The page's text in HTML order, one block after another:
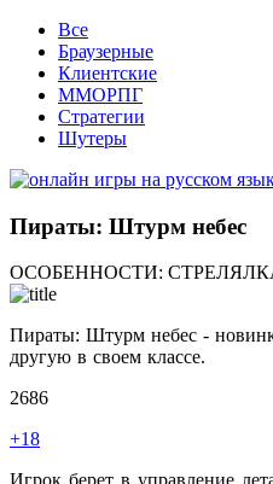
Все
Браузерные
Клиентские
ММОРПГ
Стратегии
Шутеры
Пираты: Штурм небес
ОСОБЕННОСТИ:
Пираты: Штурм небес -
другую в своем классе.
2686
+18